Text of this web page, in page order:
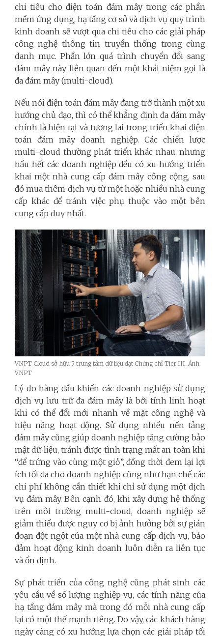
chi tiêu cho điện toán đám mây trong các phần
mềm ứng dụng, hạ tầng cơ sở và dịch vụ quy trình
kinh doanh sẽ vượt qua chi tiêu cho các giải pháp
công nghệ thông tin truyền thống trong cùng
danh mục. Phần lớn quá trình chuyển đổi sang
đám mây này liên quan đến một khái niệm gọi là
đa đám mây (multi-cloud).
Nếu nói điện toán đám mây đang trở thành một xu
hướng chủ đạo, thì có thể khẳng định đa đám mây
chính là hiện tại và tương lai trong triển khai điện
toán đám mây doanh nghiệp. Các chiến lược
multi-cloud thường phát triển khác nhau, nhưng
hầu hết các doanh nghiệp đều có xu hướng triển
khai một nhà cung cấp đám mây công cộng, sau
đó mua thêm dịch vụ từ một hoặc nhiều nhà cung
cấp khác để tránh việc phụ thuộc vào một bên
cung cấp duy nhất.
VNPT Cloud sở hữu 5 trung tâm dữ liệu đạt Chứng chỉ Tier III_Ảnh:
VNPT
Lý do hàng đầu khiến các doanh nghiệp sử dụng
dịch vụ lưu trữ đa đám mây là bởi tính linh hoạt
khi có thể đổi mới nhanh về mặt công nghệ và
hiệu năng hoạt động. Sử dụng nhiều nền tảng
đám mây cũng giúp doanh nghiệp tăng cường bảo
mật dữ liệu, tránh được tình trạng mất an toàn khi
“để trứng vào cùng một giỏ”, đồng thời đem lại lợi
ích tối đa cho doanh nghiệp cũng như hạn chế các
chi phí không cần thiết khi chỉ sử dụng một dịch
vụ đám mây. Bên cạnh đó, khi xây dựng hệ thống
trên môi trường multi-cloud, doanh nghiệp sẽ
giảm thiểu được nguy cơ bị ảnh hưởng bởi sự gián
đoạn đột ngột của một nhà cung cấp dịch vụ, bảo
đảm hoạt động kinh doanh luôn diễn ra liên tục
và ổn định.
Sự phát triển của công nghệ cũng phát sinh các
yêu cầu về số lượng nghiệp vụ, các tính năng của
hạ tầng đám mây mà trong đó mỗi nhà cung cấp
lại có một thế mạnh riêng. Do vậy, các khách hàng
ngày càng có xu hướng lựa chọn các giải pháp tối